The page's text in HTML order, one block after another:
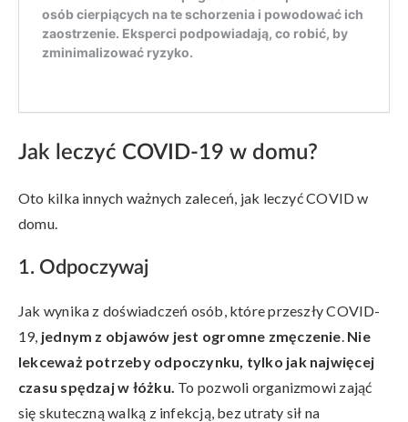
Jak leczyć COVID-19 w domu?
Oto kilka innych ważnych zaleceń, jak leczyć COVID w
domu.
1. Odpoczywaj
Jak wynika z doświadczeń osób, które przeszły COVID-
19, jednym z objawów jest ogromne zmęczenie. Nie
lekceważ potrzeby odpoczynku, tylko jak najwięcej
czasu spędzaj w łóżku. To pozwoli organizmowi zająć
się skuteczną walką z infekcją, bez utraty sił na